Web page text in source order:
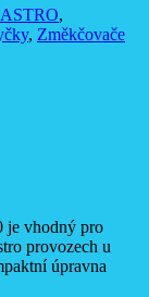
,
, Změkčovače
vhodný pro
provozech u
úpravna